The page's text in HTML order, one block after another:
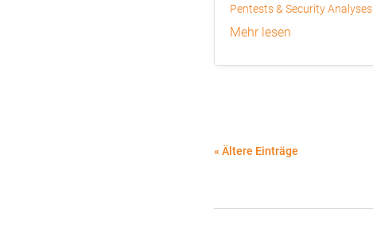
Pentests & Security Analyses
mehr lesen
« Ältere Einträge